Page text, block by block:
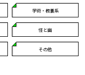
学術・教養系
怪と幽
その他